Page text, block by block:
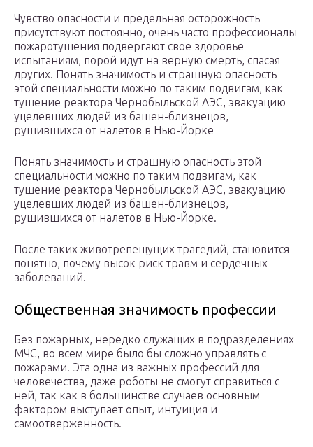
Чувство опасности и предельная осторожность
присутствуют постоянно, очень часто профессионалы
пожаротушения подвергают свое здоровье
испытаниям, порой идут на верную смерть, спасая
других. Понять значимость и страшную опасность
этой специальности можно по таким подвигам, как
тушение реактора Чернобыльской АЭС, эвакуацию
уцелевших людей из башен-близнецов,
рушившихся от налетов в Нью-Йорке
Понять значимость и страшную опасность этой
специальности можно по таким подвигам, как
тушение реактора Чернобыльской АЭС, эвакуацию
уцелевших людей из башен-близнецов,
рушившихся от налетов в Нью-Йорке.
После таких животрепещущих трагедий, становится
понятно, почему высок риск травм и сердечных
заболеваний.
Общественная значимость профессии
Без пожарных, нередко служащих в подразделениях
МЧС, во всем мире было бы сложно управлять с
пожарами. Эта одна из важных профессий для
человечества, даже роботы не смогут справиться с
ней, так как в большинстве случаев основным
фактором выступает опыт, интуиция и
самоотверженность.